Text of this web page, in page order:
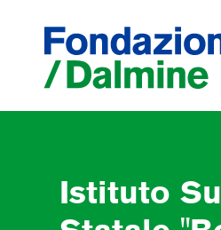
Istituto